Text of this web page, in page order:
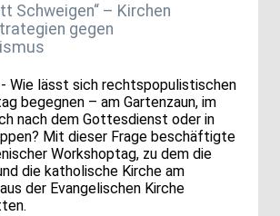
Schweigen“ – Kirchen
gegen
Wie lässt sich rechtspopulistischen
begegnen – am Gartenzaun, im
nach dem Gottesdienst oder in
Mit dieser Frage beschäftigte
Workshoptag, zu dem die
die katholische Kirche am
der Evangelischen Kirche